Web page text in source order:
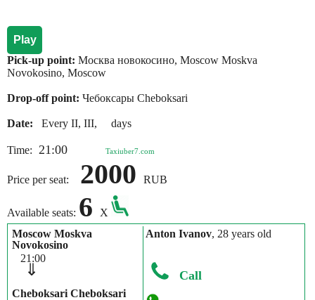
Play
Pick-up point: Москва новокосино, Moscow Moskva
Novokosino, Moscow
Drop-off point: Чебоксары Cheboksari
Date: Every II, III, days
Time: 21:00 Taxiuber7.com
Price per seat: 2000 RUB
Available seats: 6
X
Moscow Moskva
Novokosino
21:00
⇓
Cheboksari Cheboksari
Anton Ivanov, 28 years old
Call